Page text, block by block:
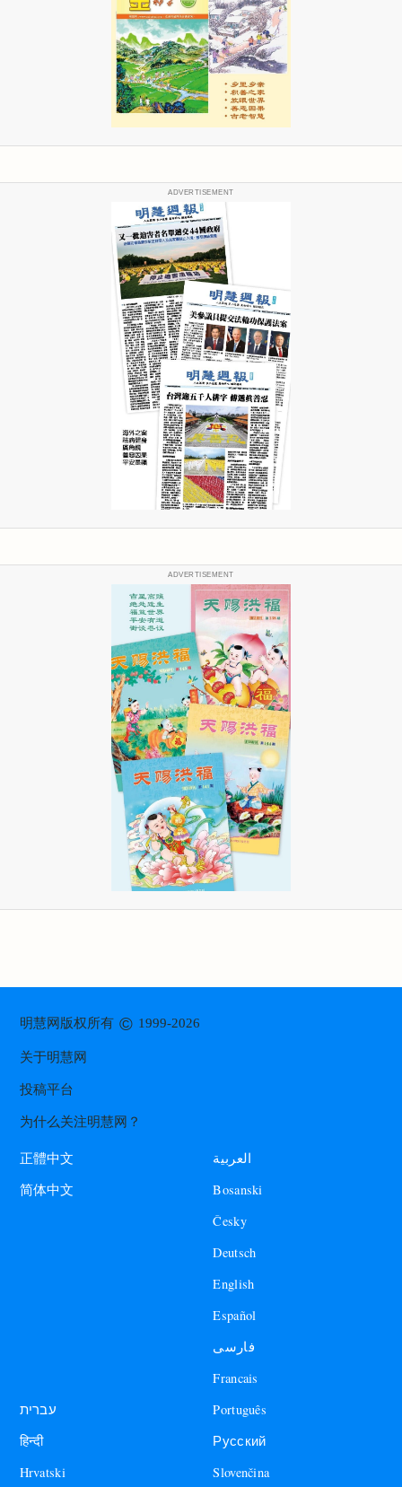
ADVERTISEMENT
ADVERTISEMENT
明慧网版权所有© 1999-2026
关于明慧网
投稿平台
为什么关注明慧网？
正體中文
简体中文
العربية
Bosanski
Česky
Deutsch
English
Español
فارسی
Francais
עברית
हिन्दी
Hrvatski
Português
Русский
Slovenčina